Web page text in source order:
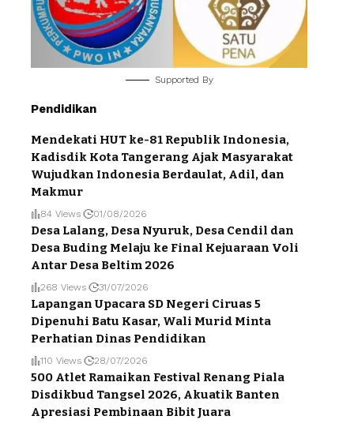
Supported By
Pendidikan
Mendekati HUT ke-81 Republik Indonesia,
Kadisdik Kota Tangerang Ajak Masyarakat
Wujudkan Indonesia Berdaulat, Adil, dan
Makmur
84 Views 01/08/2026
Desa Lalang, Desa Nyuruk, Desa Cendil dan
Desa Buding Melaju ke Final Kejuaraan Voli
Antar Desa Beltim 2026
268 Views 31/07/2026
Lapangan Upacara SD Negeri Ciruas 5
Dipenuhi Batu Kasar, Wali Murid Minta
Perhatian Dinas Pendidikan
110 Views 28/07/2026
500 Atlet Ramaikan Festival Renang Piala
Disdikbud Tangsel 2026, Akuatik Banten
Apresiasi Pembinaan Bibit Juara